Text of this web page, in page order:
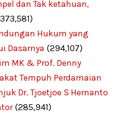
dan Tak ketahuan,
Hukum yang
Dasarnya (294,107)
MK & Prof. Denny
Tempuh Perdamaian
Dr. Tjoetjoe S Hernanto
(285,941)